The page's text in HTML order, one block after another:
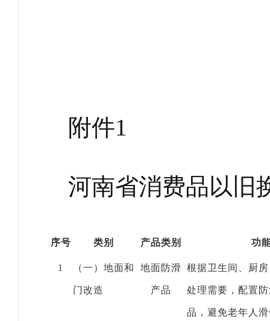
附件1
河南省消费品以旧
序号 类别 产品类别 功
1 （一）地面和
门改造
地面防滑
产品
根据卫生间、厨
处理需要，配置
品，避免老年人